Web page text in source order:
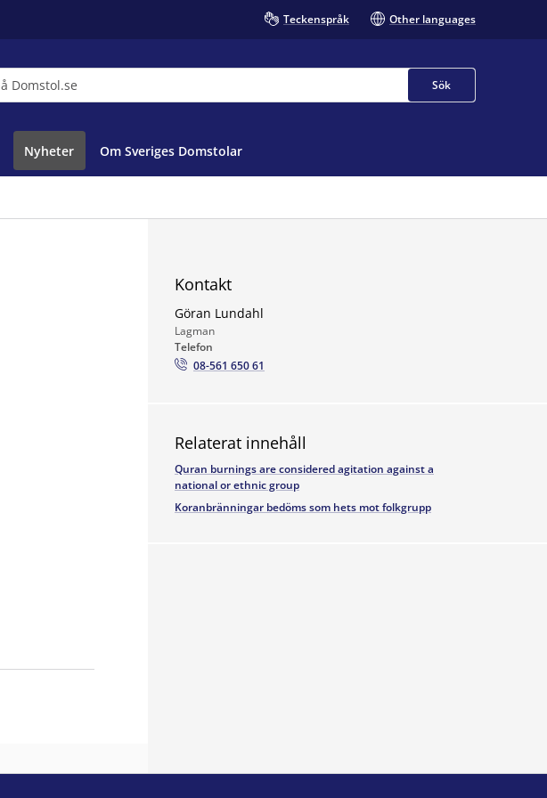
Teckenspråk Other languages
Sök
Nyheter Om Sveriges Domstolar
Kontakt
Göran Lundahl
Lagman
Telefon
08-561 650 61
Relaterat innehåll
Quran burnings are considered agitation against a
national or ethnic group
Koranbränningar bedöms som hets mot folkgrupp